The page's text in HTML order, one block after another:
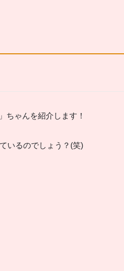
ちゃんを紹介します！
いるのでしょう？(笑)